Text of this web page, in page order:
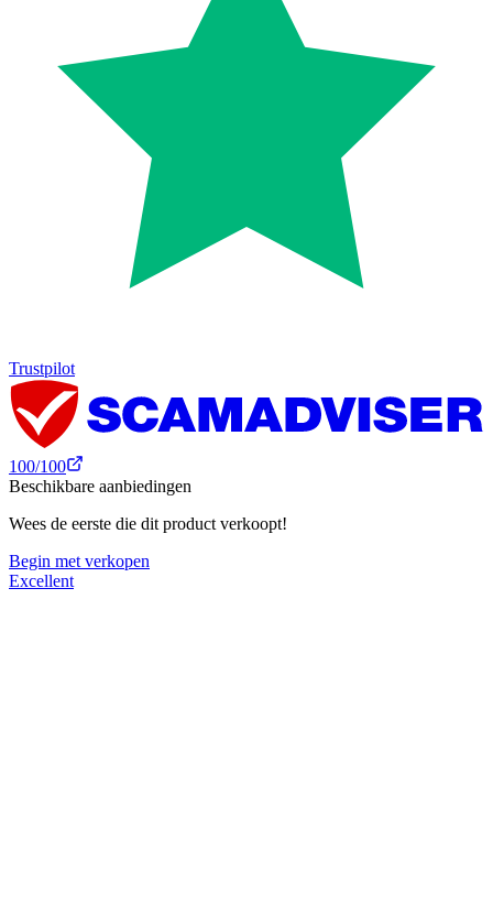
Trustpilot
100/100
Beschikbare aanbiedingen
Wees de eerste die dit product verkoopt!
Begin met verkopen
Excellent